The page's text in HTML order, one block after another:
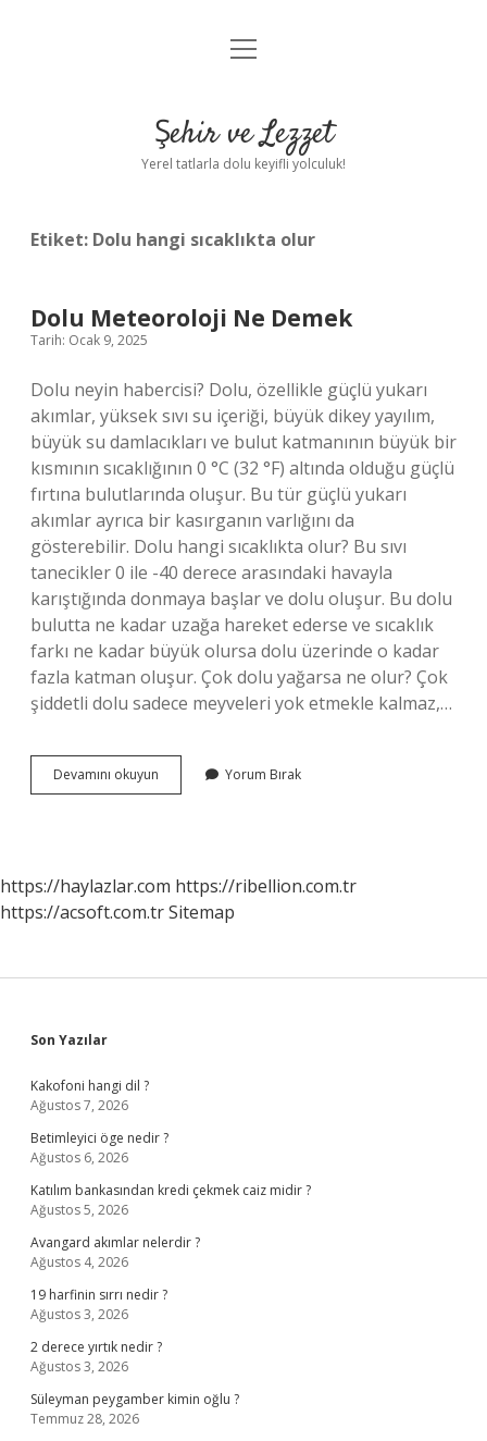
Anasayfa
Yasal Uyarı
menüyü
Şehir ve Lezzet
Yerel tatlarla dolu keyifli yolculuk!
Etiket: Dolu hangi sıcaklıkta olur
Dolu Meteoroloji Ne Demek
Tarih: Ocak 9, 2025
Dolu neyin habercisi? Dolu, özellikle güçlü yukarı
akımlar, yüksek sıvı su içeriği, büyük dikey yayılım,
büyük su damlacıkları ve bulut katmanının büyük bir
kısmının sıcaklığının 0 °C (32 °F) altında olduğu güçlü
fırtına bulutlarında oluşur. Bu tür güçlü yukarı
akımlar ayrıca bir kasırganın varlığını da
gösterebilir. Dolu hangi sıcaklıkta olur? Bu sıvı
tanecikler 0 ile -40 derece arasındaki havayla
karıştığında donmaya başlar ve dolu oluşur. Bu dolu
bulutta ne kadar uzağa hareket ederse ve sıcaklık
farkı ne kadar büyük olursa dolu üzerinde o kadar
fazla katman oluşur. Çok dolu yağarsa ne olur? Çok
şiddetli dolu sadece meyveleri yok etmekle kalmaz,…
Devamını okuyun
Meteoroloji
Yorum Bırak
https://haylazlar.com https://ribellion.com.tr
https://acsoft.com.trSitemap
Sidebar
Son Yazılar
Kakofoni hangi dil ?
Ağustos 7, 2026
Betimleyici öge nedir ?
Ağustos 6, 2026
Katılım bankasından kredi çekmek caiz midir ?
Ağustos 5, 2026
Avangard akımlar nelerdir ?
Ağustos 4, 2026
19 harfinin sırrı nedir ?
Ağustos 3, 2026
2 derece yırtık nedir ?
Ağustos 3, 2026
Süleyman peygamber kimin oğlu ?
Temmuz 28, 2026